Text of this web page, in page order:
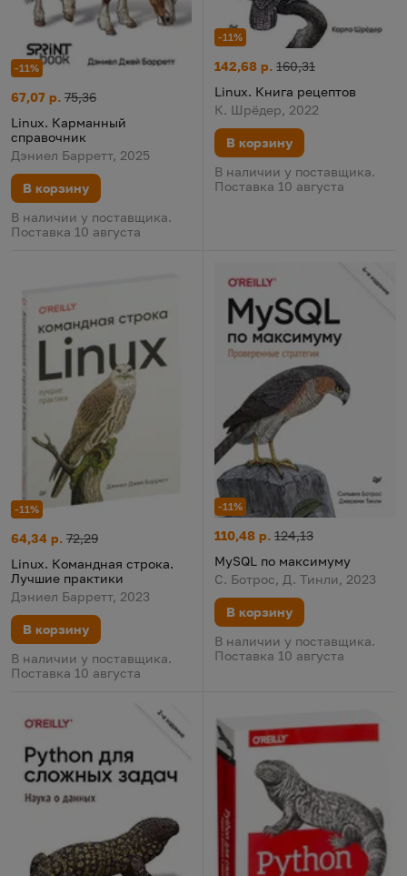
-11%
Linux. Карманный справочник
Цена:
67,07 р.
Старая цена:
75,36
Linux. Карманный
справочник
Дэниел Барретт, 2025
В корзину
В наличии у поставщика.
Поставка 10 августа
-11%
Linux. Книга рецептов
Цена:
142,68 р.
Старая цена:160,31
Linux. Книга рецептов
К. Шрёдер, 2022
В корзину
В наличии у поставщика.
Поставка 10 августа
-11%
Linux. Командная строка. Лучшие практики
Цена:
64,34 р.
Старая цена:
72,29
Linux. Командная строка.
Лучшие практики
Дэниел Барретт, 2023
В корзину
В наличии у поставщика.
Поставка 10 августа
-11%
MySQL по максимуму
Цена:
110,48 р.
Старая цена:
124,13
MySQL по максимуму
С. Ботрос, Д. Тинли, 2023
В корзину
В наличии у поставщика.
Поставка 10 августа